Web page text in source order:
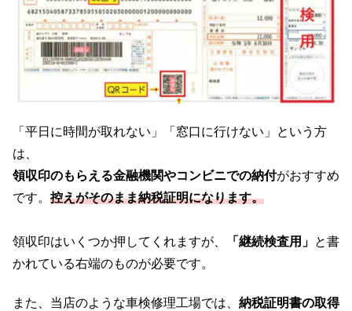
「平日に時間が取れない」「窓口に行けない」という方
は、
領収印のもらえる金融機関やコンビニでの納付がおすすめ
です。 控えがそのまま納税証明になります。
領収印はいくつか押してくれますが、 「継続検査用」 と書
かれている右端のものが必要です。
また、当店のような車検修理工場では、 納税証明書の取得